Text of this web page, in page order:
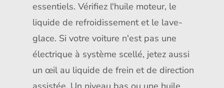
essentiels. Vérifiez l'huile moteur, le
liquide de refroidissement et le lave-
glace. Si votre voiture n'est pas une
électrique à système scellé, jetez aussi
un œil au liquide de frein et de direction